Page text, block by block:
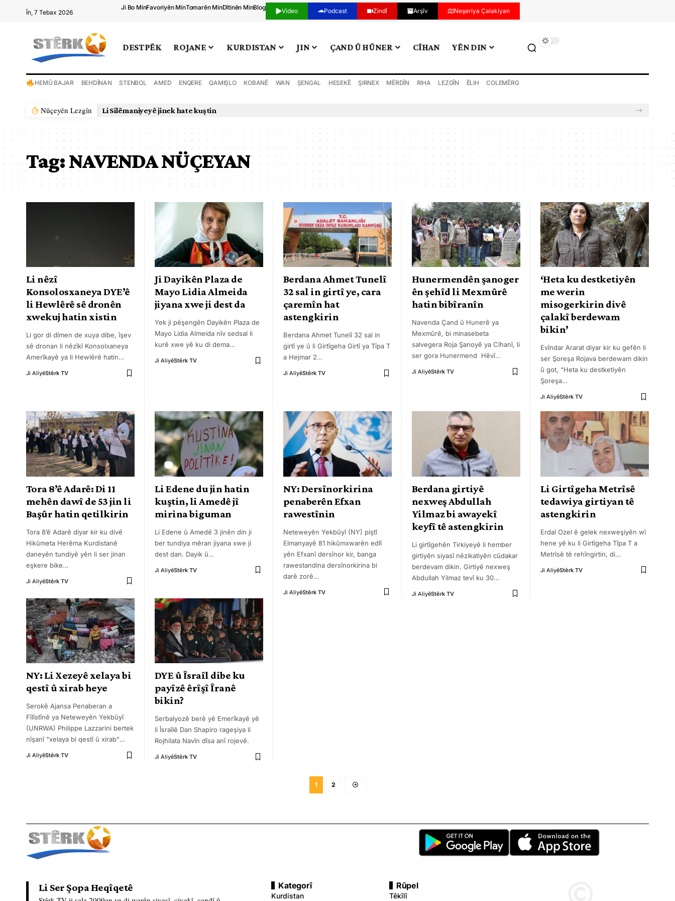
În, 7 Tebax 2026
Ji Bo MinFavoriyên MinTomarên MinDîtinên MinBlog Video Podcast Zindî Arşîv Neşeriya Çalakiyan
DESTPÊK ROJANE KURDISTAN JIN ÇAND Û HÛNER CÎHAN YÊN DIN
HEMÛ BAJAR BEHDÎNAN STENBOL AMED ENQERE QAMIŞLO KOBANÊ WAN ŞENGAL HESEKÊ ŞIRNEX MÊRDÎN RIHA LEZGÎN ÊLIH COLEMÊRG
Nûçeyên Lezgîn Li Silêmaniyeyê jinek hate kuştin
Tag:NAVENDA NÜÇEYAN
Li nêzî
Konsolosxaneya DYE’ê
li Hewlêrê sê dronên
xwekuj hatin xistin
Li gor di dîmen de xuya dibe, îşev
sê dronan li nêzîkî Konsolxaneya
Amerîkayê ya li Hewlêrê hatin…
Ji AliyêStêrk TV
Ji Dayikên Plaza de
Mayo Lidia Almeida
jiyana xwe ji dest da
Yek ji pêşengên Dayikên Plaza de
Mayo Lidia Almeida nîv sedsal li
kurê xwe yê ku di dema…
Ji AliyêStêrk TV
Berdana Ahmet Tunelî
32 sal in girtî ye, cara
çaremîn hat
astengkirin
Berdana Ahmet Tunelî 32 sal in
girtî ye û li Girtîgeha Girtî ya Tîpa T
a Hejmar 2…
Ji AliyêStêrk TV
Hunermendên şanoger
ên şehîd li Mexmûrê
hatin bibîranîn
Navenda Çand û Hunerê ya
Mexmûrê, bi minasebeta
salvegera Roja Şanoyê ya Cîhanî, li
ser gora Hunermend Hêvî…
Ji AliyêStêrk TV
‘Heta ku destketiyên
me werin
misogerkirin divê
çalakî berdewam
bikin’
Evîndar Ararat diyar kir ku gefên li
ser Şoreşa Rojava berdewam dikin
û got, “Heta ku destketiyên
Şoreşa…
Ji AliyêStêrk TV
Tora 8’ê Adarê: Di 11
mehên dawî de 53 jin li
Başûr hatin qetilkirin
Tora 8’ê Adarê diyar kir ku divê
Hikûmeta Herêma Kurdistanê
daneyên tundiyê yên li ser jinan
eşkere bike…
Ji AliyêStêrk TV
Li Edene du jin hatin
kuştin, li Amedê jî
mirina biguman
Li Edene û Amedê 3 jinên din ji
ber tundiya mêran jiyana xwe ji
dest dan. Dayik û…
Ji AliyêStêrk TV
NY: Dersînorkirina
penaberên Efxan
rawestînin
Neteweyên Yekbûyî (NY) piştî
Elmanyayê 81 hikûmxwarên edlî
yên Efxanî dersînor kir, banga
rawestandina dersînorkirina bi
darê zorê…
Ji AliyêStêrk TV
Berdana girtiyê
nexweş Abdullah
Yilmaz bi awayekî
keyfî tê astengkirin
Li girtîgehên Tirkiyeyê li hember
girtiyên siyasî nêzikatiyên cûdakar
berdevam dikin. Girtiyê nexweş
Abdullah Yilmaz tevî ku 30…
Ji AliyêStêrk TV
Li Girtîgeha Metrîsê
tedawiya girtiyan tê
astengkirin
Erdal Ozel ê gelek nexweşiyên wî
hene yê ku li Girtîgeha Tîpa T a
Metrîsê tê rehîngirtin, di…
Ji AliyêStêrk TV
NY: Li Xezeyê xelaya bi
qestî û xirab heye
Serokê Ajansa Penaberan a
Fîlîstînê ya Neteweyên Yekbûyî
(UNRWA) Philippe Lazzarini bertek
nîşanî “xelaya bi qestî û xirab”…
Ji AliyêStêrk TV
DYE û Îsraîl dibe ku
payîzê êrîşî Îranê
bikin?
Serbalyozê berê yê Emerîkayê yê
li Îsraîlê Dan Shapiro rageşiya li
Rojhilata Navîn dîsa anî rojevê.
Ji AliyêStêrk TV
1 2
Li Ser Şopa Heqîqetê Kategorî
Kurdistan
Rûpel
Têkîlî